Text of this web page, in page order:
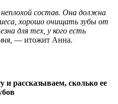
состав. Она должна
хорошо очищать зубы от
для тех, у кого есть
— итожит Анна.